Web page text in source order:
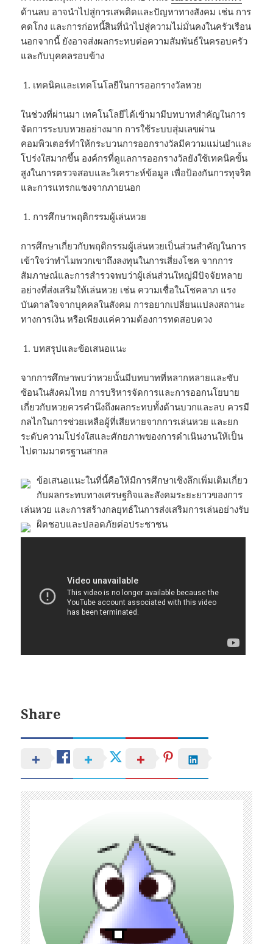
ด้านลบ อาจนำไปสู่การเสพติดและปัญหาทางสังคม เช่น การ
คดโกง และการก่อหนี้สินที่นำไปสู่ความไม่มั่นคงในครัวเรือน
นอกจากนี้ ยังอาจส่งผลกระทบต่อความสัมพันธ์ในครอบครัว
และกับบุคคลรอบข้าง
เทคนิคและเทคโนโลยีในการออกรางวัลหวย
ในช่วงที่ผ่านมา เทคโนโลยีได้เข้ามามีบทบาทสำคัญในการ
จัดการระบบหวยอย่างมาก การใช้ระบบสุ่มเลขผ่าน
คอมพิวเตอร์ทำให้กระบวนการออกรางวัลมีความแม่นยำและ
โปร่งใสมากขึ้น องค์กรที่ดูแลการออกรางวัลยังใช้เทคนิคขั้น
สูงในการตรวจสอบและวิเคราะห์ข้อมูล เพื่อป้องกันการทุจริต
และการแทรกแซงจากภายนอก
การศึกษาพฤติกรรมผู้เล่นหวย
การศึกษาเกี่ยวกับพฤติกรรมผู้เล่นหวยเป็นส่วนสำคัญในการ
เข้าใจว่าทำไมพวกเขาถึงลงทุนในการเสี่ยงโชค จากการ
สัมภาษณ์และการสำรวจพบว่าผู้เล่นส่วนใหญ่มีปัจจัยหลาย
อย่างที่ส่งเสริมให้เล่นหวย เช่น ความเชื่อในโชคลาภ แรง
บันดาลใจจากบุคคลในสังคม การอยากเปลี่ยนแปลงสถานะ
ทางการเงิน หรือเพียงแค่ความต้องการทดสอบดวง
บทสรุปและข้อเสนอแนะ
จากการศึกษาพบว่าหวยนั้นมีบทบาทที่หลากหลายและซับ
ซ้อนในสังคมไทย การบริหารจัดการและการออกนโยบาย
เกี่ยวกับหวยควรคำนึงถึงผลกระทบทั้งด้านบวกและลบ ควรมี
กลไกในการช่วยเหลือผู้ที่เสียหายจากการเล่นหวย และยก
ระดับความโปร่งใสและศักยภาพของการดำเนินงานให้เป็น
ไปตามมาตรฐานสากล
ข้อเสนอแนะในที่นี้คือให้มีการศึกษาเชิงลึกเพิ่มเติมเกี่ยว
กับผลกระทบทางเศรษฐกิจและสังคมระยะยาวของการ
เล่นหวย และการสร้างกลยุทธ์ในการส่งเสริมการเล่นอย่างรับ
ผิดชอบและปลอดภัยต่อประชาชน
Share